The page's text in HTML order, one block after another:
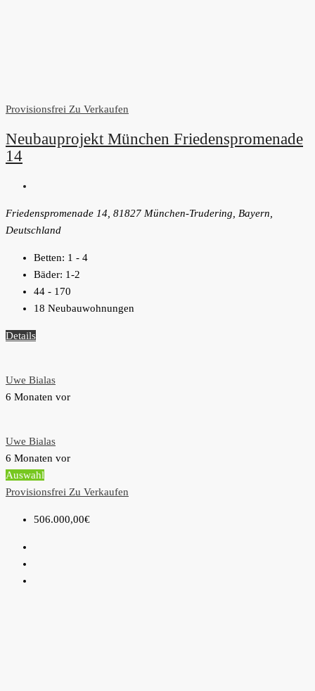
Provisionsfrei Zu Verkaufen
Neubauprojekt München Friedenspromenade
14
Friedenspromenade 14, 81827 München-Trudering, Bayern,
Deutschland
Betten: 1 - 4
Bäder: 1-2
44 - 170
18 Neubauwohnungen
Details
Uwe Bialas
6 Monaten vor
Uwe Bialas
6 Monaten vor
Auswahl
Provisionsfrei Zu Verkaufen
506.000,00€